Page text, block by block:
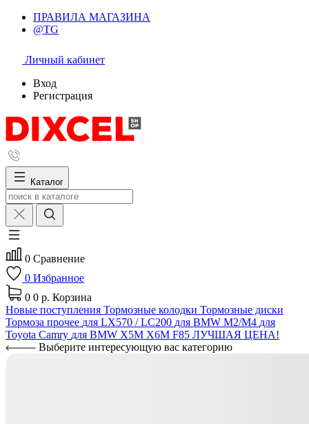
ПРАВИЛА МАГАЗИНА
@TG
Личный кабинет
Вход
Регистрация
Каталог
0 Сравнение
0 Избранное
0 0 р. Корзина
Новые поступления Тормозные колодки Тормозные диски
Тормоза прочее для LX570 / LC200 для BMW M2/M4 для
Toyota Camry для BMW X5M X6M F85 ЛУЧШАЯ ЦЕНА!
Выберите интересующую вас категорию